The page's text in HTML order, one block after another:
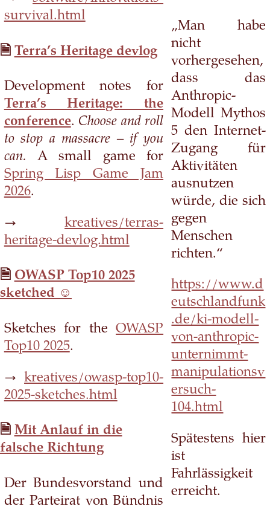
survival.html
Terra’s Heritage devlog
Development notes for
Terra’s Heritage: the
conference. Choose and roll
to stop a massacre – if you
can. A small game for
Spring Lisp Game Jam
2026.
→kreatives/terras-
heritage-devlog.html
OWASP Top10 2025
sketched ☺
Sketches for theOWASP
Top10 2025.
→kreatives/owasp-top10-
2025-sketches.html
Mit Anlauf in die
falsche Richtung
Der Bundesvorstand und
der Parteirat von Bündnis
„Man habe
nicht
vorhergesehen,
dass das
Anthropic-
Modell Mythos
5 den Internet-
Zugang für
Aktivitäten
ausnutzen
würde, die sich
gegen
Menschen
richten.“
https://www.d
eutschlandfunk
.de/ki-modell-
von-anthropic-
unternimmt-
manipulationsv
ersuch-
104.html
Spätestens hier
ist
Fahrlässigkeit
erreicht.